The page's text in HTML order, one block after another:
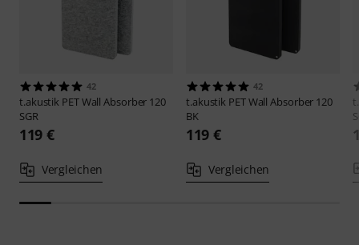
42
t.akustik PET Wall Absorber 120
SGR
119 €
Vergleichen
42
t.akustik PET Wall Absorber 120
BK
119 €
Vergleichen